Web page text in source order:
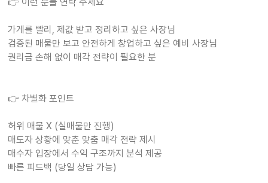
👉 이런 분들 연락 주세요
가게를 빨리, 제값 받고 정리하고 싶은 사장님
검증된 매물만 보고 안전하게 창업하고 싶은 예비 사장님
권리금 손해 없이 매각 전략이 필요한 분
👉 차별화 포인트
허위 매물 X (실매물만 진행)
매도자 상황에 맞춘 맞춤 매각 전략 제시
매수자 입장에서 수익 구조까지 분석 제공
빠른 피드백 (당일 상담 가능)